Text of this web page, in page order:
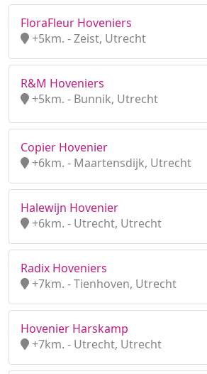
FloraFleur Hoveniers
+5km. - Zeist, Utrecht
R&M Hoveniers
+5km. - Bunnik, Utrecht
Copier Hovenier
+6km. - Maartensdijk, Utrecht
Halewijn Hovenier
+6km. - Utrecht, Utrecht
Radix Hoveniers
+7km. - Tienhoven, Utrecht
Hovenier Harskamp
+7km. - Utrecht, Utrecht